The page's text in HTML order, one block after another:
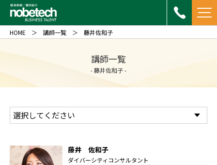
講師一覧
- 藤井佐和子 -
HOME 講師一覧 藤井佐和子
藤井 佐和子
ダイバーシティコンサルタント